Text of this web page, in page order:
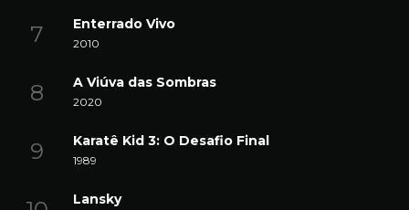
Enterrado Vivo
2010
A Viúva das Sombras
2020
Karatê Kid 3: O Desafio Final
1989
Lansky